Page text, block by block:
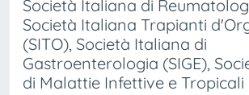
Società Italiana di
Società Italiana Trapianti
(SITO), Società Italiana di
Gastroenterologia (SIGE),
di Malattie Infettive e Tropicali